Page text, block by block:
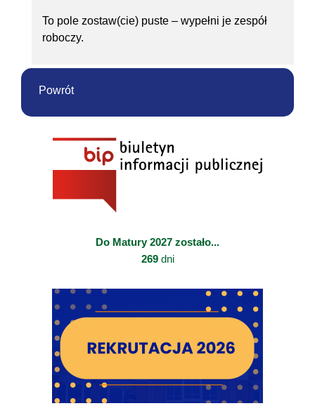
To pole zostaw(cie) puste – wypełni je zespół
roboczy.
Powrót
Do Matury 2027 zostało...
269dni